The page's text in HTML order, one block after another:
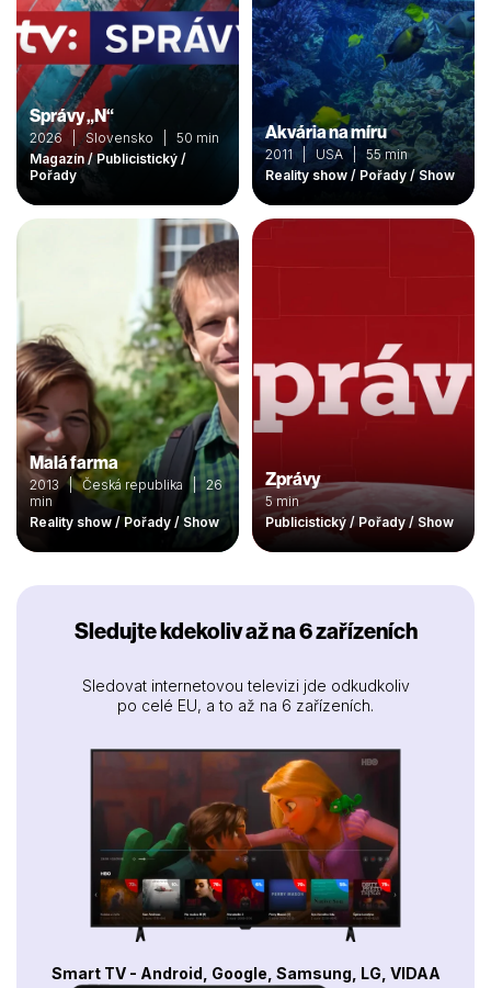
Správy „N“
2026 | Slovensko | 50 min
Magazín / Publicistický /
Pořady
Akvária na míru
2011 | USA | 55 min
Reality show / Pořady / Show
Malá farma
2013 | Česká republika | 26
min
Reality show / Pořady / Show
Zprávy
5 min
Publicistický / Pořady / Show
Sledujte kdekoliv až na 6 zařízeních
Sledovat internetovou televizi jde odkudkoliv
po celé EU, a to až na 6 zařízeních.
Smart TV - Android, Google, Samsung, LG, VIDAA